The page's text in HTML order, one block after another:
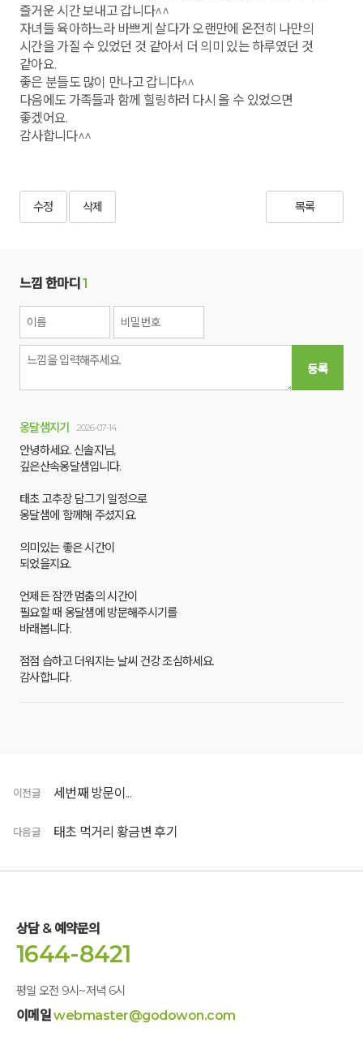
즐거운 시간 보내고 갑니다^^
자녀들 육아하느라 바쁘게 살다가 오랜만에 온전히 나만의
시간을 가질 수 있었던 것 같아서 더 의미 있는 하루였던 것
같아요.
좋은 분들도 많이 만나고 갑니다^^
다음에도 가족들과 함께 힐링하러 다시 올 수 있었으면
좋겠어요.
감사합니다^^
수정 삭제 목록
느낌 한마디1
등록
옹달샘지기 2026-07-14
안녕하세요. 신솔지님,
깊은산속옹달샘입니다.
태초 고추장 담그기 일정으로
옹달샘에 함께해 주셨지요.
의미있는 좋은 시간이
되었을지요.
언제든 잠깐 멈춤의 시간이
필요할 때 옹달샘에 방문해주시기를
바래봅니다.
점점 습하고 더워지는 날씨 건강 조심하세요.
감사합니다.
이전글 세번째 방문이...
태초 먹거리 황금변 후기
다음글
상담 & 예약문의
1644-8421
평일 오전 9시~저녁 6시
이메일webmaster@godowon.com